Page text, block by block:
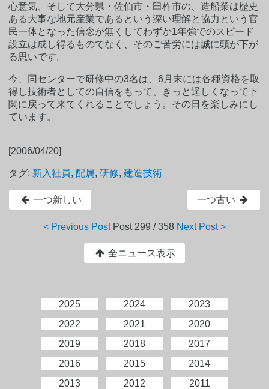
心意気、そして大分県・佐伯市・臼杵市の、造船業は歴史
ある大事な地元産業であるという深い理解と協力という官
民一体となった信念が無くしてわずか1年強でのスピード
設立は成し得るものでなく、そのご苦労には誠に頭が下が
る思いです。
今、同センターで研修中の3名は、6月末には各種資格を取
得し技術者としての自信をもって、きっと逞しくなって下
関に戻って来てくれることでしょう。その日を楽しみにし
ています。
[2006/04/20]
タグ: 新入社員, 配属,研修,建造技術
一つ新しい 一つ古い
< Previous Post Post299 / 358 Next Post >
全ニュース表示
2025 2024
2023
2022
2021
2020
2019
2018
2017
2016
2015
2014
2013
2012
2011